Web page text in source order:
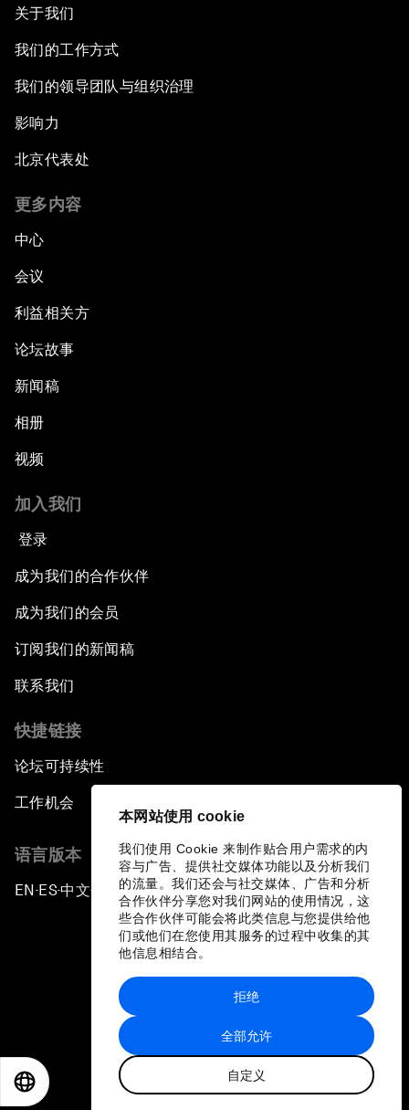
本网站使用 cookie
我们使用 Cookie 来制作贴合用户需求的内
容与广告、提供社交媒体功能以及分析我们
的流量。我们还会与社交媒体、广告和分析
合作伙伴分享您对我们网站的使用情况，这
些合作伙伴可能会将此类信息与您提供给他
们或他们在您使用其服务的过程中收集的其
他信息相结合。
全部允许
自定义
拒绝
关于我们
我们的工作方式
我们的领导团队与组织治理
影响力
北京代表处
更多内容
中心
会议
利益相关方
论坛故事
新闻稿
相册
视频
加入我们
登录
成为我们的合作伙伴
成为我们的会员
订阅我们的新闻稿
联系我们
快捷链接
论坛可持续性
工作机会
语言版本
EN ▪ES▪中文▪ 日本語
站点地图
世界经济论坛